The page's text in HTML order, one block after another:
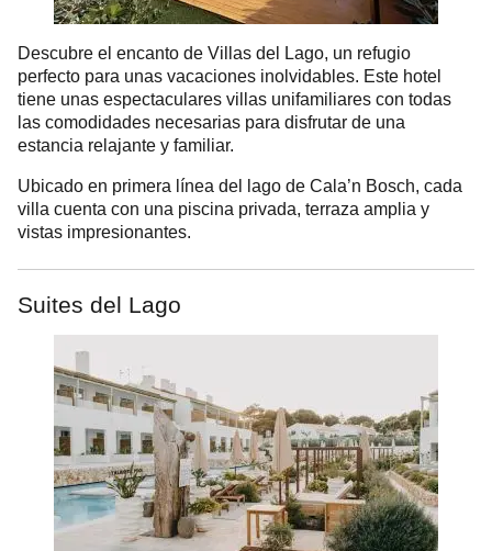
Descubre el encanto de Villas del Lago, un refugio
perfecto para unas vacaciones inolvidables. Este hotel
tiene unas espectaculares villas unifamiliares con todas
las comodidades necesarias para disfrutar de una
estancia relajante y familiar.
Ubicado en primera línea del lago de Cala’n Bosch, cada
villa cuenta con una piscina privada, terraza amplia y
vistas impresionantes.
Suites del Lago